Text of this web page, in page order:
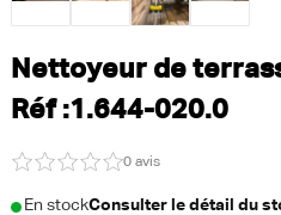
Nettoyeur de
Réf :1.644-020.0
0 avis
En stockConsulter le détail du